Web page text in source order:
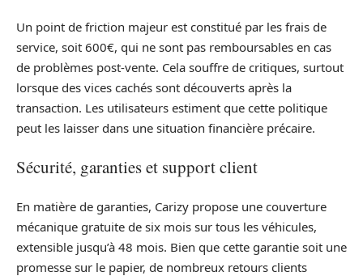
Un point de friction majeur est constitué par les frais de
service, soit 600€, qui ne sont pas remboursables en cas
de problèmes post-vente. Cela souffre de critiques, surtout
lorsque des vices cachés sont découverts après la
transaction. Les utilisateurs estiment que cette politique
peut les laisser dans une situation financière précaire.
Sécurité, garanties et support client
En matière de garanties, Carizy propose une couverture
mécanique gratuite de six mois sur tous les véhicules,
extensible jusqu’à 48 mois. Bien que cette garantie soit une
promesse sur le papier, de nombreux retours clients